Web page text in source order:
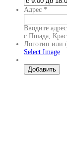
Адрес *
Вводите
с.Пшада,
Логотип или
Select Image